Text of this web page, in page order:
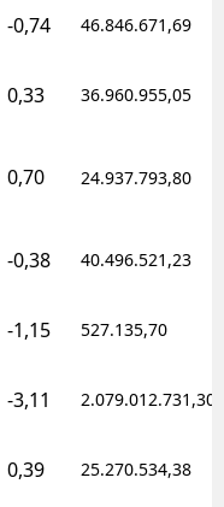
-0,74 46.846.671,69
0,33 36.960.955,05
0,70 24.937.793,80
-0,38 40.496.521,23
-1,15 527.135,70
-3,11 2.079.012.731,30
0,39 25.270.534,38